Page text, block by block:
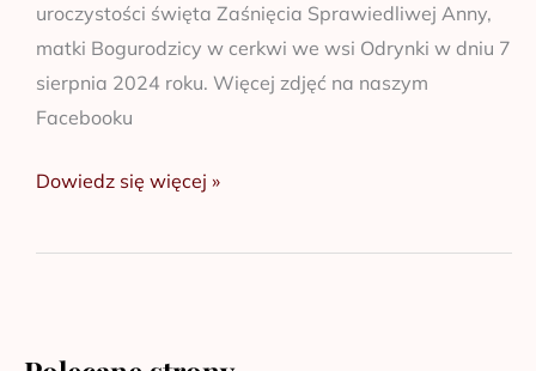
uroczystości święta Zaśnięcia Sprawiedliwej Anny,
matki Bogurodzicy w cerkwi we wsi Odrynki w dniu 7
sierpnia 2024 roku. Więcej zdjęć na naszym
Facebooku
Dowiedz się więcej »